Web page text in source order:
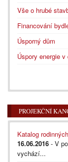
Vše o hrubé
Financování
Úsporný dům
Úspory energie
PROJEKČNÍ
Katalog
16.06.2016 - V
vychází...